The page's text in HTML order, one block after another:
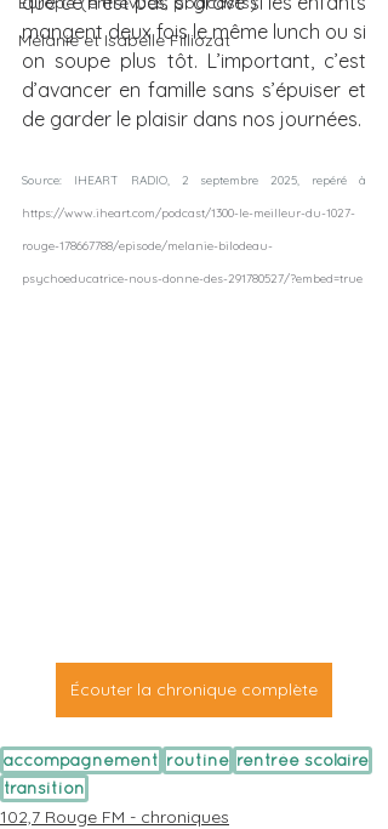
Mélanie et Isabelle Filliozat
mangent deux fois le même lunch ou si
on soupe plus tôt. L’important, c’est
d’avancer en famille sans s’épuiser et
de garder le plaisir dans nos journées.
Source: IHEART RADIO, 2 septembre 2025, re
https://www.iheart.com/podcast/1300-le-meilleur-du-1027-
rouge-178667788/episode/melanie-bilodeau-
psychoeducatrice-nous-donne-des-291780527/?embed=true
Écouter la chronique complète
accompagnement routine rentrée scolaire
transition
102,7 Rouge FM - chroniques